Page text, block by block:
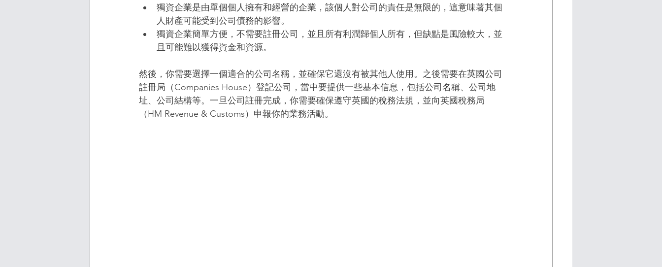
獨資企業是由單個個人擁有和經營的企業，該個人對公司的責任是無限的，這意味著其個
人財產可能受到公司債務的影響。
獨資企業簡單方便，不需要註冊公司，並且所有利潤歸個人所有，但缺點是風險較大，並
且可能難以獲得資金和資源。
然後，你需要選擇一個適合的公司名稱，並確保它還沒有被其他人使用。之後需要在英國公司
註冊局（Companies House）登記公司，當中要提供一些基本信息，包括公司名稱、公司地
址、公司結構等。一旦公司註冊完成，你需要確保遵守英國的稅務法規，並向英國稅務局
（HM Revenue & Customs）申報你的業務活動。